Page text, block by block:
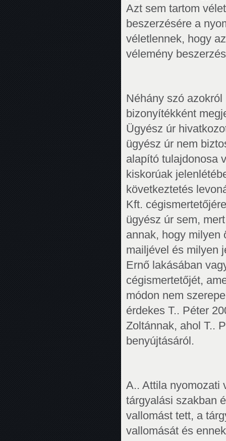
Azt sem tartom
beszerzésére a
véletlennek, hogy
vélemény
Néhány szó
bizonyítékként
Ügyész úr
ügyész úr nem
alapító tulajdonosa
kiskorúak
következtetés
Kft.
ügyész úr sem,
annak, hogy milyen
mailjével és milyen
Ernő lakásában
cégismertetőjét,
módon nem
érdekes T.. Péter
Zoltánnak, ahol T..
benyújtásáról.
A.. Attila nyomozati
tárgyalási szakban
vallomást tett, a
vallomását és